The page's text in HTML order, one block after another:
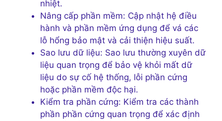
nhiệt.
Nâng cấp phần mềm: Cập nhật hệ điều
hành và phần mềm ứng dụng để vá các
lỗ hổng bảo mật và cải thiện hiệu suất.
Sao lưu dữ liệu: Sao lưu thường xuyên dữ
liệu quan trọng để bảo vệ khỏi mất dữ
liệu do sự cố hệ thống, lỗi phần cứng
hoặc phần mềm độc hại.
Kiểm tra phần cứng: Kiểm tra các thành
phần phần cứng quan trọng để xác định